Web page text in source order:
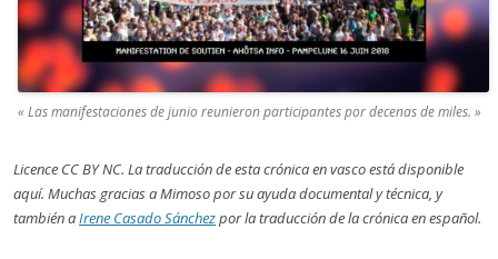
« Las manifestaciones de junio reunieron participantes por decenas de miles. »
Licence CC BY NC. La traducción de esta crónica en vasco está disponible
aquí. Muchas gracias a Mimoso por su ayuda documental y técnica, y
también aIrene Casado Sánchezpor la traducción de la crónica en español.